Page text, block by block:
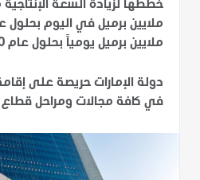
ملايين برميل يومياً بحلول عام 2030
دولة الإمارات حريصة على
في كافة مجالات ومراحل قطاع